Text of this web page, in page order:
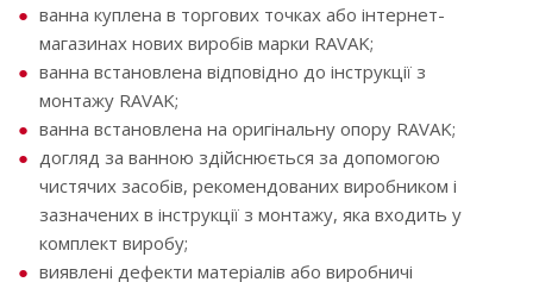
ванна куплена в торгових точках або інтернет-
магазинах нових виробів марки RAVAK;
ванна встановлена ​​відповідно до інструкції з
монтажу RAVAK;
ванна встановлена ​​на оригінальну опору RAVAK;
догляд за ванною здійснюється за допомогою
чистячих засобів, рекомендованих виробником і
зазначених в інструкції з монтажу, яка входить у
комплект виробу;
виявлені дефекти матеріалів або виробничі